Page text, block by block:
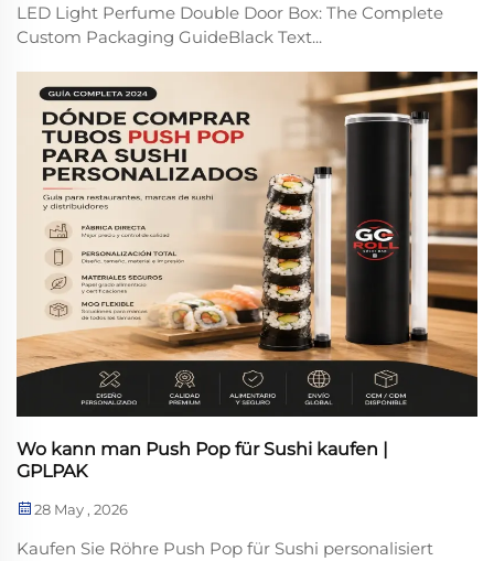
LED Light Perfume Double Door Box: The Complete
Custom Packaging GuideBlack Text...
Wo kann man Push Pop für Sushi kaufen |
GPLPAK
28 May , 2026
Kaufen Sie Röhre Push Pop für Sushi personalisiert